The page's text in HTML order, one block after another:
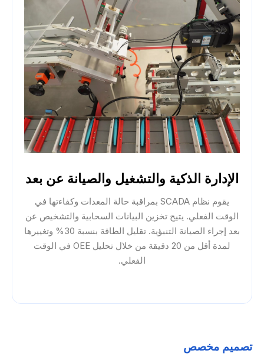
الإدارة الذكية والتشغيل والصيانة عن بعد
يقوم نظام SCADA بمراقبة حالة المعدات وكفاءتها في
الوقت الفعلي. يتيح تخزين البيانات السحابية والتشخيص عن
بعد إجراء الصيانة التنبؤية. تقليل الطاقة بنسبة 30% وتغييرها
لمدة أقل من 20 دقيقة من خلال تحليل OEE في الوقت
الفعلي.
تصميم مخصص